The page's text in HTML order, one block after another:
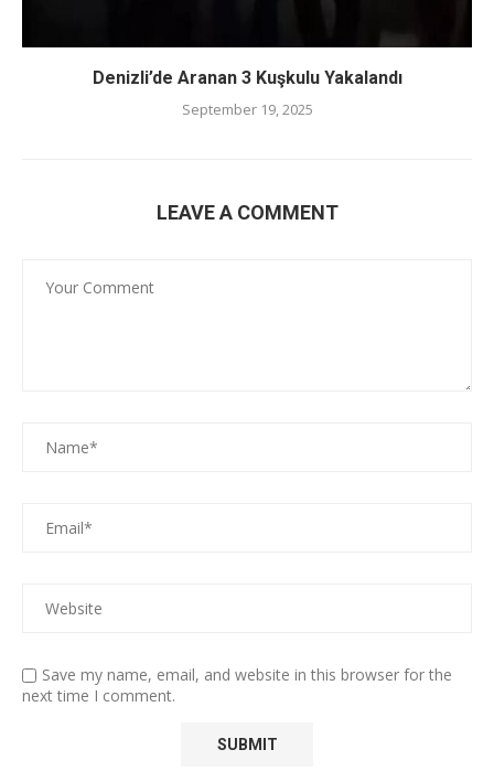
Denizli’de Aranan 3 Kuşkulu Yakalandı
September 19, 2025
LEAVE A COMMENT
Save my name, email, and website in this browser for the
next time I comment.